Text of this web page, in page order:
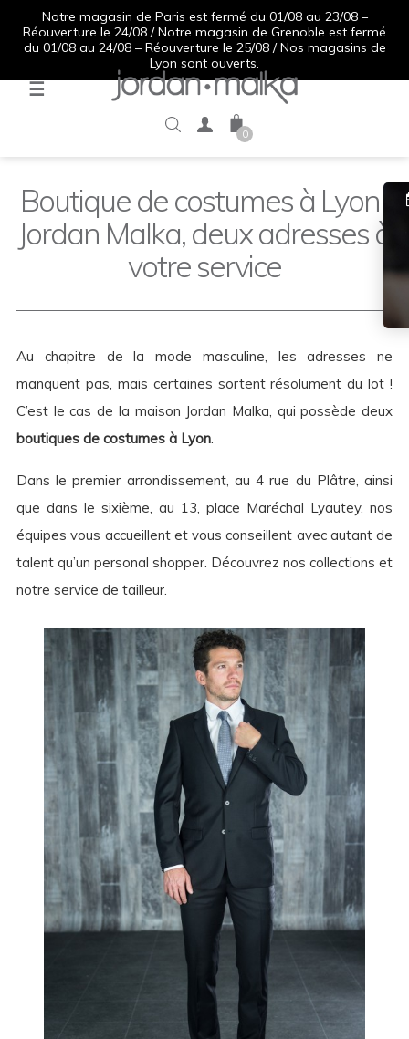
Notre magasin de Paris est fermé du 01/08 au 23/08 –
Réouverture le 24/08 / Notre magasin de Grenoble est fermé
du 01/08 au 24/08 – Réouverture le 25/08 / Nos magasins de
Lyon sont ouverts.
Basculer
☰
0
Boutique de costumes à Lyon :
Jordan Malka, deux adresses à
votre service
Au chapitre de la mode masculine, les adresses ne
manquent pas, mais certaines sortent résolument du lot !
C’est le cas de la maison Jordan Malka, qui possède deux
boutiques de costumes à Lyon.
Dans le premier arrondissement, au 4 rue du Plâtre, ainsi
que dans le sixième, au 13, place Maréchal Lyautey, nos
équipes vous accueillent et vous conseillent avec autant de
talent qu’un personal shopper. Découvrez nos collections et
notre service de tailleur.